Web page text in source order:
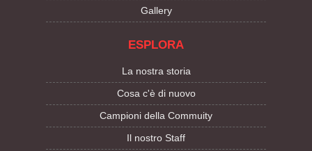
Gallery
ESPLORA
La nostra storia
Cosa c'è di nuovo
Campioni della Commuity
Il nostro Staff